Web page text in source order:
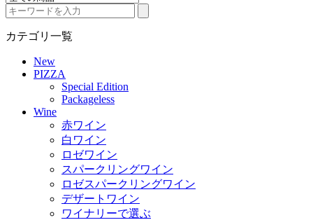
カテゴリ一覧
New
PIZZA
Special Edition
Packageless
Wine
赤ワイン
白ワイン
ロゼワイン
スパークリングワイン
ロゼスパークリングワイン
デザートワイン
ワイナリーで選ぶ